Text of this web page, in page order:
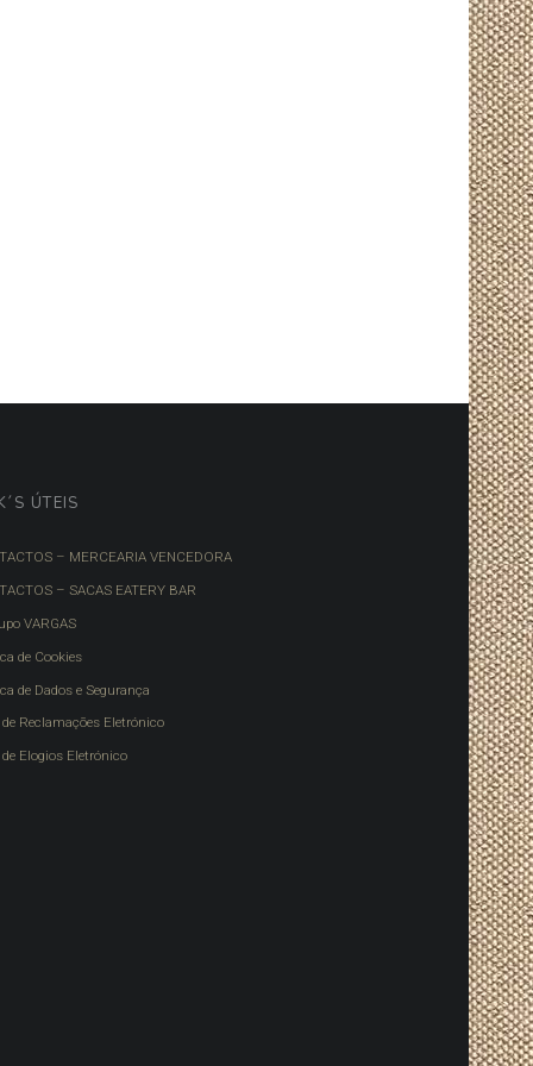
ÚTEIS
– MERCEARIA VENCEDORA
– SACAS EATERY BAR
VARGAS
de Cookies
de Dados e Segurança
Reclamações Eletrónico
Elogios Eletrónico